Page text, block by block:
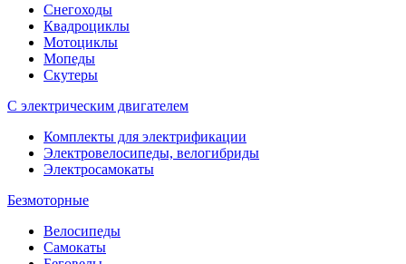
Снегоходы
Квадроциклы
Мотоциклы
Мопеды
Скутеры
С электрическим двигателем
Комплекты для электрификации
Электровелосипеды, велогибриды
Электросамокаты
Безмоторные
Велосипеды
Самокаты